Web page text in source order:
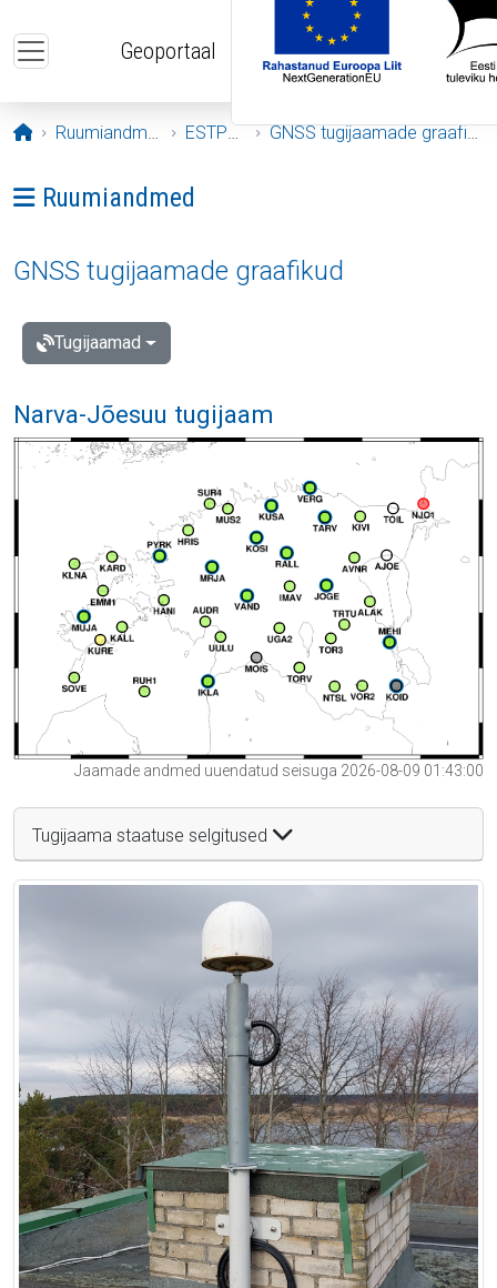
Geoportaal
Avaleht
Ruumiandmed ESTPOS GNSS tugijaamade graafikud
Ava menüü: Ruumiandmed
Ruumiandmed
GNSS tugijaamade graafikud
Tugijaamad
Narva-Jõesuu tugijaam
Jaamade andmed uuendatud seisuga 2026-08-09 01:43:00
Tugijaama staatuse selgitused